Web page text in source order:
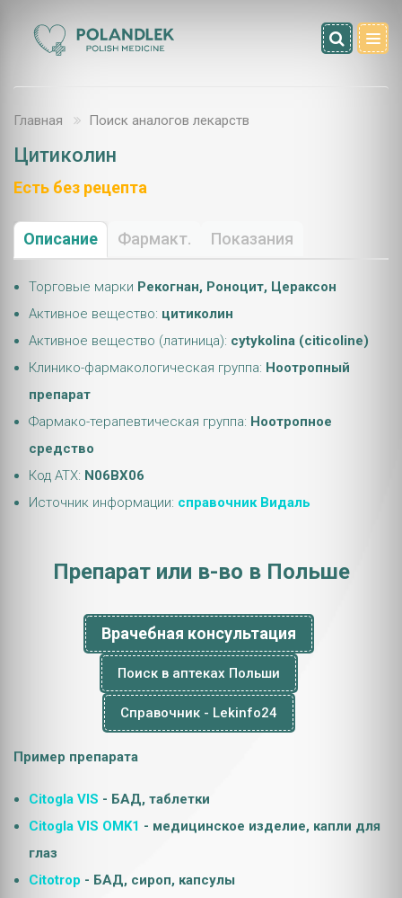
Главная Поиск аналогов лекарств
Цитиколин
Есть без рецепта
Описание Фармакт. Показания
Торговые марки Рекогнан, Роноцит, Цераксон
Активное вещество: цитиколин
Активное вещество (латиница): cytykolina (citicoline)
Клинико-фармакологическая группа: Ноотропный
препарат
Фармако-терапевтическая группа: Ноотропное
средство
Код АТХ: N06BX06
Источник информации: справочник Видаль
Препарат или в-во в Польше
Врачебная консультация
Поиск в аптеках Польши
Справочник - Lekinfo24
Пример препарата
Citogla VIS - БАД, таблетки
Citogla VIS OMK1 - медицинское изделие, капли для
глаз
Citotrop - БАД, сироп, капсулы